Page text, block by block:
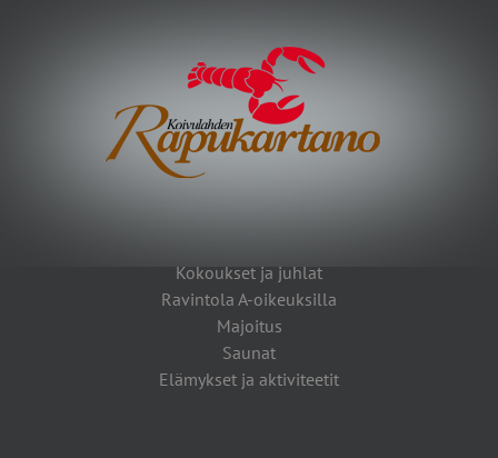
Kokoukset ja juhlat
Ravintola A-oikeuksilla
Majoitus
Saunat
Elämykset ja aktiviteetit